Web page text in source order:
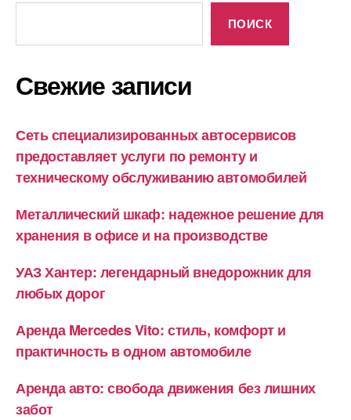
ПОИСК
Свежие записи
Сеть специализированных автосервисов
предоставляет услуги по ремонту и
техническому обслуживанию автомобилей
Металлический шкаф: надежное решение для
хранения в офисе и на производстве
УАЗ Хантер: легендарный внедорожник для
любых дорог
Аренда Mercedes Vito: стиль, комфорт и
практичность в одном автомобиле
Аренда авто: свобода движения без лишних
забот